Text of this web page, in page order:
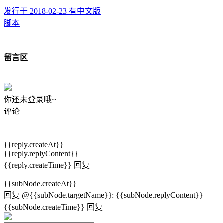
发行于 2018-02-23 有中文版
脚本
留言区
你还未登录哦~
评论
{{reply.createAt}}
{{reply.replyContent}}
{{reply.createTime}} 回复
{{subNode.createAt}}
回复 @{{subNode.targetName}}: {{subNode.replyContent}}
{{subNode.createTime}} 回复